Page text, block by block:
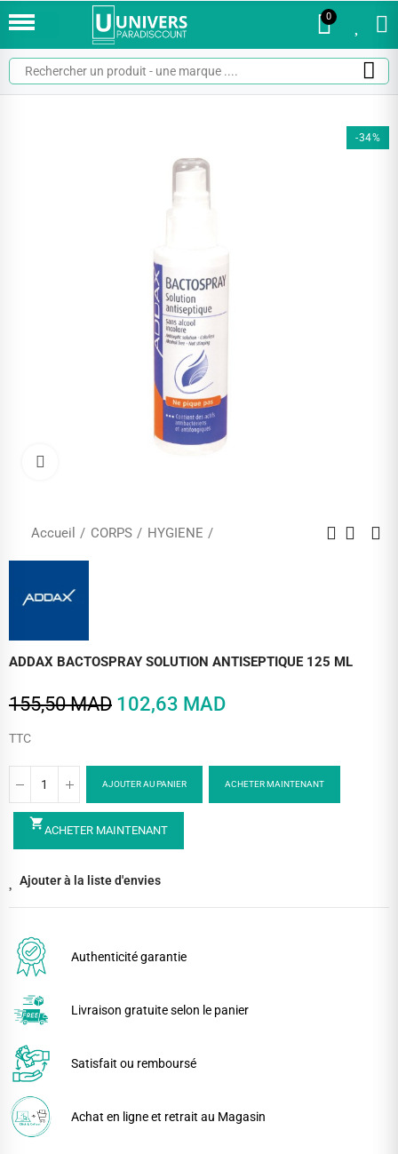
0
-34%
Accueil CORPS HYGIENE
ADDAX BACTOSPRAY SOLUTION ANTISEPTIQUE 125 ML
155,50 MAD 102,63 MAD
TTC
AJOUTER AU PANIER ACHETER MAINTENANT
shopping_cartACHETER MAINTENANT
Ajouter à la liste d'envies
Authenticité garantie
Livraison gratuite selon le panier
Satisfait ou remboursé
Achat en ligne et retrait au Magasin